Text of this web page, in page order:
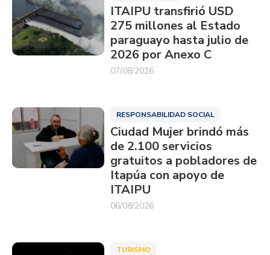
ITAIPU transfirió USD
275 millones al Estado
paraguayo hasta julio de
2026 por Anexo C
07/08/2026
RESPONSABILIDAD SOCIAL
Ciudad Mujer brindó más
de 2.100 servicios
gratuitos a pobladores de
Itapúa con apoyo de
ITAIPU
06/08/2026
TURISMO